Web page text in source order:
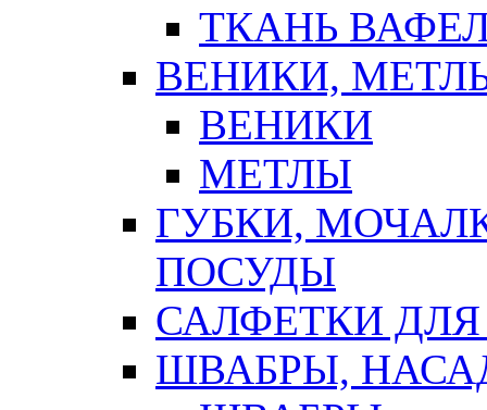
ТКАНЬ
ВЕНИКИ,
ВЕНИКИ
МЕТЛЫ
ГУБКИ,
ПОСУДЫ
САЛФЕТКИ
ШВАБРЫ,